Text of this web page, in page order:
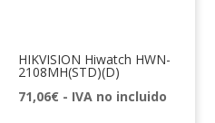
HIKVISION Hiwatch HWN-
2108MH(STD)(D)
71,06€ - IVA no incluido